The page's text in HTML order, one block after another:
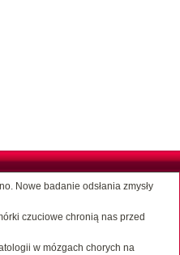
Nowe badanie odsłania zmysły
czuciowe chronią nas przed
w mózgach chorych na